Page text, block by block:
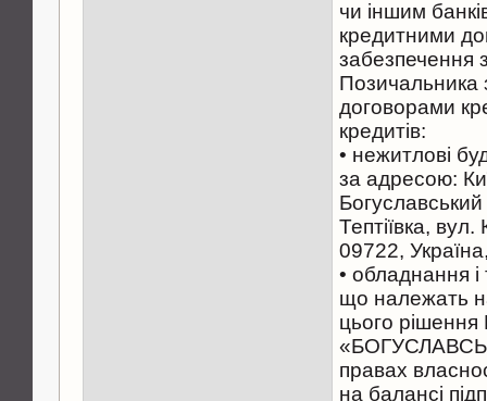
чи іншим
кредитними
забезпечення
Позичальника
договорами
кредитів:
• нежитлові
за адресою:
Тептіївка,
09722,
• обладнання
що належать
цього
правах
на балансі